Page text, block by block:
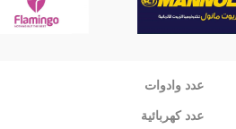
عدد وادوات
عدد كهربائية